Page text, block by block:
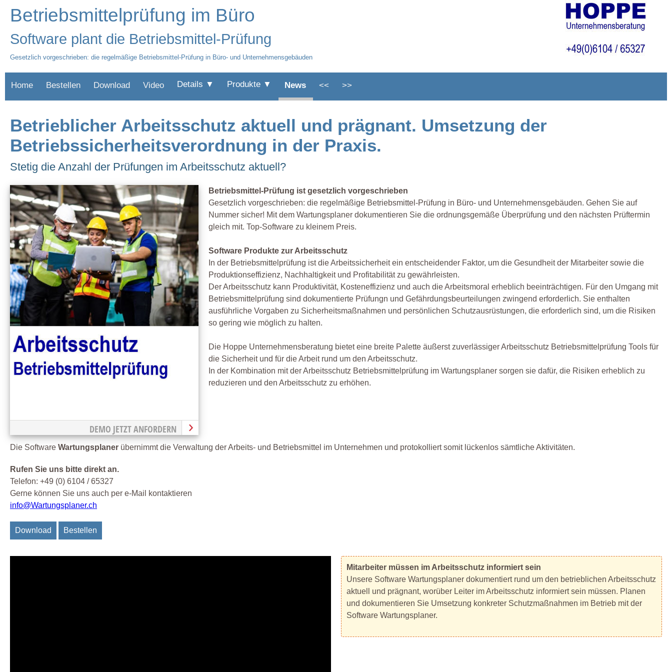
Betriebsmittelprüfung im Büro
Software plant die Betriebsmittel-Prüfung
Gesetzlich vorgeschrieben: die regelmäßige Betriebsmittel-Prüfung in Büro- und Unternehmensgebäuden
Home Bestellen Download Video Details ▼ Produkte ▼ News << >>
Betrieblicher Arbeitsschutz aktuell und prägnant. Umsetzung der
Betriebssicherheitsverordnung in der Praxis.
Stetig die Anzahl der Prüfungen im Arbeitsschutz aktuell?
DEMO JETZT ANFORDERN
Betriebsmittel-Prüfung ist gesetzlich vorgeschrieben
Gesetzlich vorgeschrieben: die regelmäßige Betriebsmittel-Prüfung in Büro- und Unternehmensgebäuden. Gehen Sie auf
Nummer sicher! Mit dem Wartungsplaner dokumentieren Sie die ordnungsgemäße Überprüfung und den nächsten Prüftermin
gleich mit. Top-Software zu kleinem Preis.
Software Produkte zur Arbeitsschutz
In der Betriebsmittelprüfung ist die Arbeitssicherheit ein entscheidender Faktor, um die Gesundheit der Mitarbeiter sowie die
Produktionseffizienz, Nachhaltigkeit und Profitabilität zu gewährleisten.
Der Arbeitsschutz kann Produktivität, Kosteneffizienz und auch die Arbeitsmoral erheblich beeinträchtigen. Für den Umgang mit
Betriebsmittelprüfung sind dokumentierte Prüfungn und Gefährdungsbeurteilungen zwingend erforderlich. Sie enthalten
ausführliche Vorgaben zu Sicherheitsmaßnahmen und persönlichen Schutzausrüstungen, die erforderlich sind, um die Risiken
so gering wie möglich zu halten.
Die Hoppe Unternehmensberatung bietet eine breite Palette äußerst zuverlässiger Arbeitsschutz Betriebsmittelprüfung Tools für
die Sicherheit und für die Arbeit rund um den Arbeitsschutz.
In der Kombination mit der Arbeitsschutz Betriebsmittelprüfung im Wartungsplaner sorgen sie dafür, die Risiken erheblich zu
reduzieren und den Arbeitsschutz zu erhöhen.
Die Software Wartungsplaner übernimmt die Verwaltung der Arbeits- und Betriebsmittel im Unternehmen und protokolliert somit lückenlos sämtliche Aktivitäten.
Rufen Sie uns bitte direkt an.
Telefon: +49 (0) 6104 / 65327
Gerne können Sie uns auch per e-Mail kontaktieren
info@Wartungsplaner.ch
Download Bestellen
Mitarbeiter müssen im Arbeitsschutz informiert sein
Unsere Software Wartungsplaner dokumentiert rund um den betrieblichen Arbeitsschutz
aktuell und prägnant, worüber Leiter im Arbeitsschutz informiert sein müssen. Planen
und dokumentieren Sie Umsetzung konkreter Schutzmaßnahmen im Betrieb mit der
Software Wartungsplaner.